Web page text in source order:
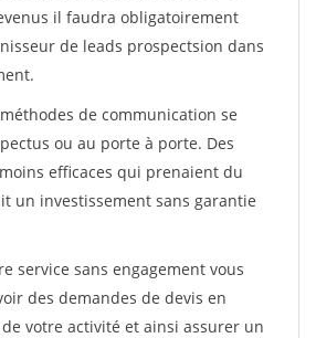
il faudra obligatoirement
de leads prospectsion dans
de communication se
ou au porte à porte. Des
efficaces qui prenaient du
un investissement sans garantie
service sans engagement vous
des demandes de devis en
votre activité et ainsi assurer un